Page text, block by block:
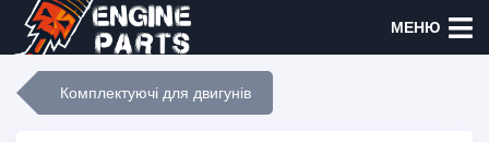
МЕНЮ
Комплектуючі для двигунів